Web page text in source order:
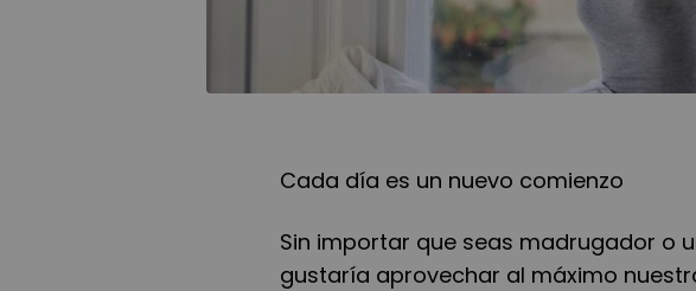
Cada día es un nuevo comienzo
Sin importar que seas madrugador o
gustaría aprovechar al máximo